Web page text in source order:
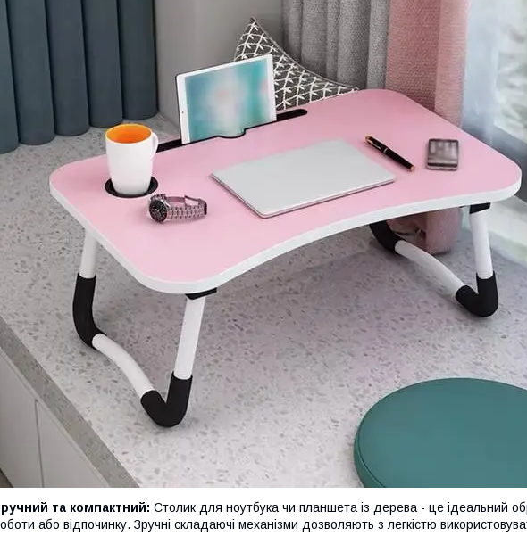
та компактний: Столик для ноутбука чи планшета із дерева - це ідеальний
або відпочинку. Зручні складаючі механізми дозволяють з легкістю